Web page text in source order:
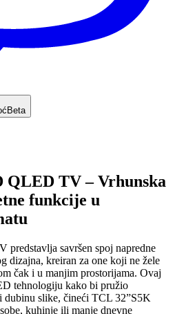
Beta
QLED TV – Vrhunska
funkcije u
savršen spoj napredne
dizajna, kreiran za one koji ne žele
čak i u manjim prostorijama. Ovaj
tehnologiju kako bi pružio
dubinu slike, čineći TCL 32”S5K
kuhinje ili manje dnevne